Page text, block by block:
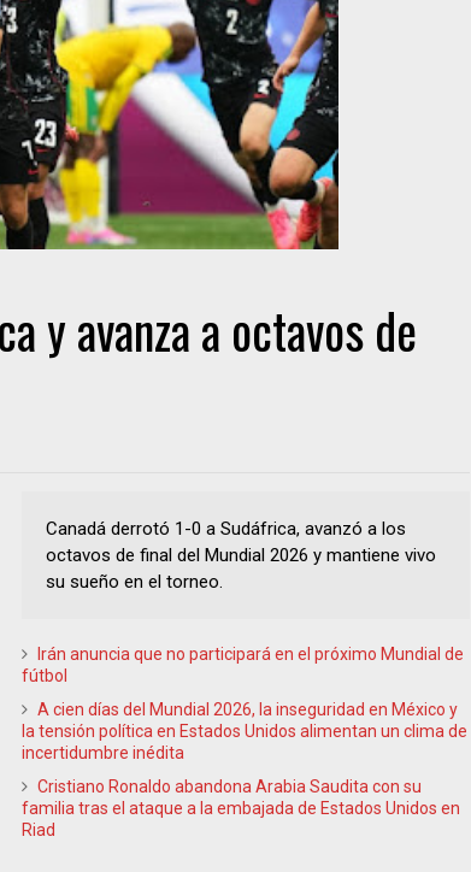
y avanza a octavos de
Canadá derrotó 1-0 a Sudáfrica, avanzó a los
octavos de final del Mundial 2026 y mantiene vivo
su sueño en el torneo.
Irán anuncia que no participará en el próximo Mundial de
fútbol
A cien días del Mundial 2026, la inseguridad en México y
la tensión política en Estados Unidos alimentan un clima de
incertidumbre inédita
Cristiano Ronaldo abandona Arabia Saudita con su
familia tras el ataque a la embajada de Estados Unidos en
Riad